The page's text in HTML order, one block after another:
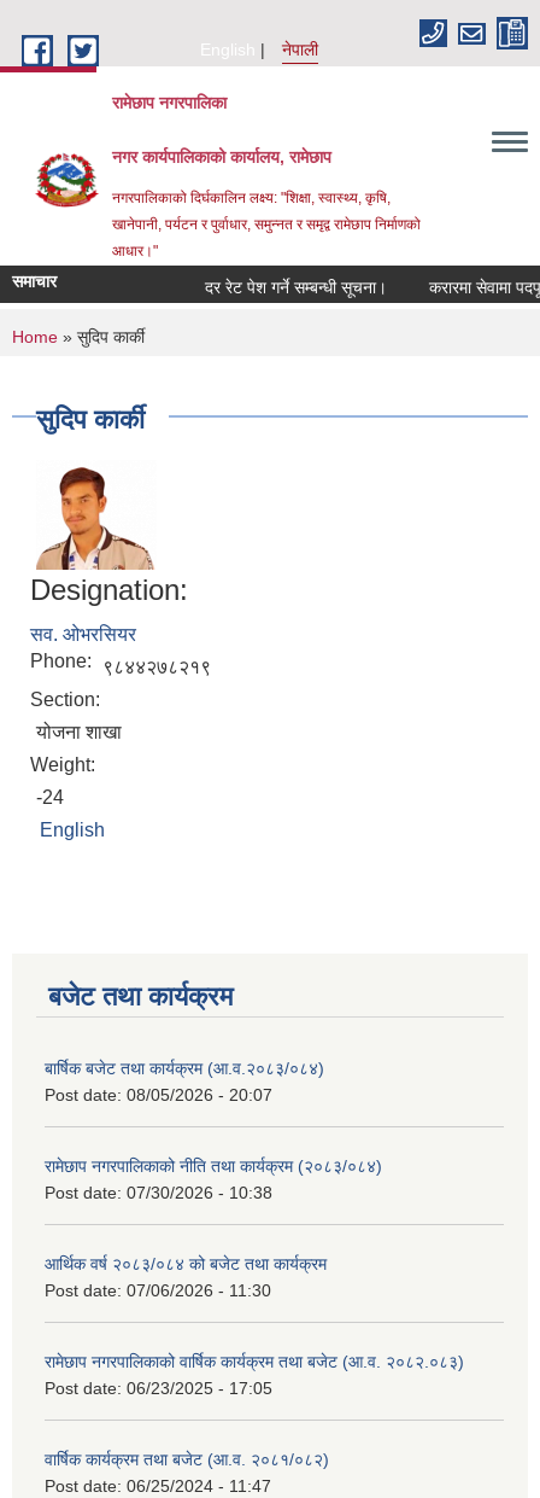
English
नेपाली
रामेछाप नगरपालिका
नगर कार्यपालिकाको कार्यालय, रामेछाप
नगरपालिकाको दिर्घकालिन लक्ष्य: "शिक्षा, स्वास्थ्य, कृषि,
खानेपानी, पर्यटन र पुर्वाधार, समुन्नत र समृद्व रामेछाप निर्माणको
आधार।"
समाचार दर रेट पेश गर्ने सम्बन्धी सूचना। करारमा सेवामा पदपूर्ति
You are here
Home » सुदिप कार्की
सुदिप कार्की
Designation:
सव. ओभरसियर
Phone:
९८४४२७८२१९
Section:
योजना शाखा
Weight:
-24
English
बजेट तथा कार्यक्रम
बार्षिक बजेट तथा कार्यक्रम (आ.व.२०८३/०८४)
Post date: 08/05/2026 - 20:07
रामेछाप नगरपालिकाको नीति तथा कार्यक्रम (२०८३/०८४)
Post date: 07/30/2026 - 10:38
आर्थिक वर्ष २०८३/०८४ को बजेट तथा कार्यक्रम
Post date: 07/06/2026 - 11:30
रामेछाप नगरपालिकाको वार्षिक कार्यक्रम तथा बजेट (आ.व. २०८२.०८३)
Post date: 06/23/2025 - 17:05
वार्षिक कार्यक्रम तथा बजेट (आ.व. २०८१/०८२)
Post date: 06/25/2024 - 11:47